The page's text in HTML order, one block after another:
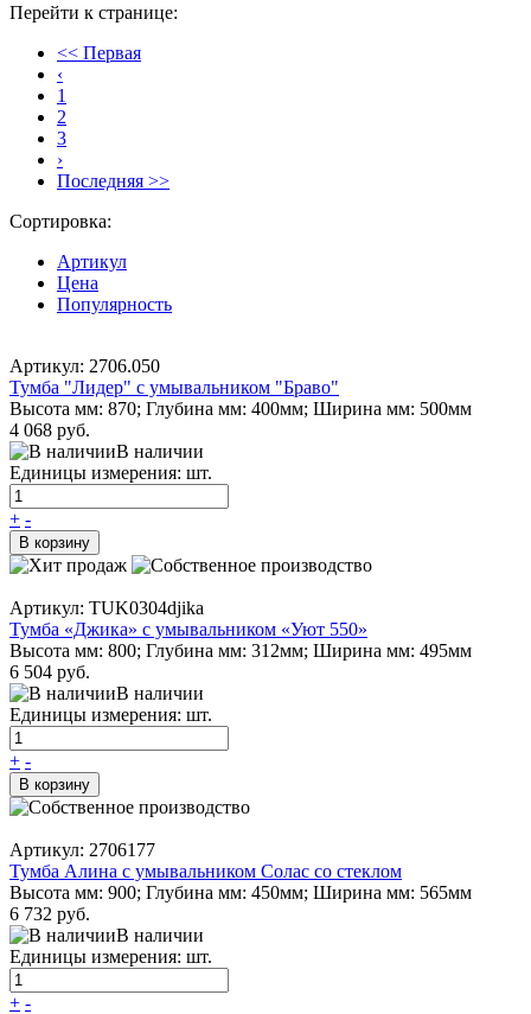
Перейти к странице:
<< Первая
‹
1
2
3
›
Последняя >>
Сортировка:
Артикул
Цена
Популярность
Артикул: 2706.050
Тумба "Лидер" с умывальником "Браво"
Высота мм: 870; Глубина мм: 400мм; Ширина мм: 500мм
4 068 руб.
В наличии
Единицы измерения: шт.
+ -
В корзину
Артикул: TUK0304djika
Тумба «Джика» с умывальником «Уют 550»
Высота мм: 800; Глубина мм: 312мм; Ширина мм: 495мм
6 504 руб.
В наличии
Единицы измерения: шт.
+ -
В корзину
Артикул: 2706177
Тумба Алина с умывальником Солас со стеклом
Высота мм: 900; Глубина мм: 450мм; Ширина мм: 565мм
6 732 руб.
В наличии
Единицы измерения: шт.
+ -